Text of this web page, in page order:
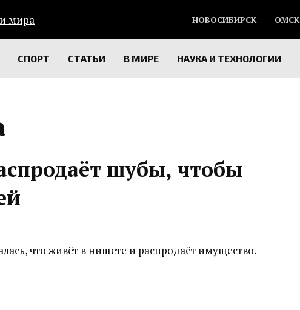
НОВОСИБИРСК ОМСК
СПОРТ СТАТЬИ В МИРЕ НАУКА И ТЕХНОЛОГИИ
шубы, чтобы
что живёт в нищете и распродаёт имущество.